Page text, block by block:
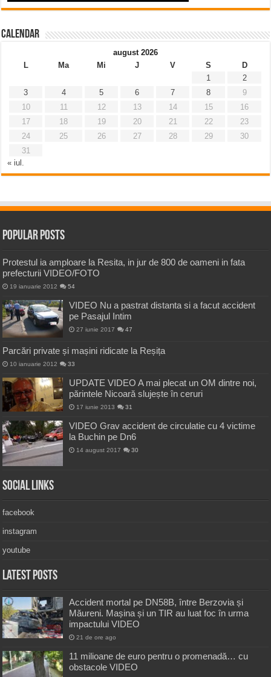
Calendar
august 2026
L
Ma Mi J V S
D
1
2
3
4 5 6 7 8
9
10
11 12 13 14 15
16
17
18 19 20 21 22
23
24
25 26 27 28 29
30
31
« iul.
Popular Posts
Protestul ia amploare la Resita, in jur de 800 de oameni in fata
prefecturii VIDEO/FOTO
19 ianuarie 2012 54
VIDEO Nu a pastrat distanta si a facut accident
pe Pasajul Intim
27 iunie 2017 47
Parcări private și mașini ridicate la Reșița
10 ianuarie 2012 33
UPDATE VIDEO A mai plecat un OM dintre noi,
părintele Nicoară slujește în ceruri
17 iunie 2013 31
VIDEO Grav accident de circulatie cu 4 victime
la Buchin pe Dn6
14 august 2017 30
Social Links
facebook
instagram
youtube
Latest Posts
Accident mortal pe DN58B, între Berzovia și
Măureni. Mașina și un TIR au luat foc în urma
impactului VIDEO
21 de ore ago
11 milioane de euro pentru o promenadă… cu
obstacole VIDEO